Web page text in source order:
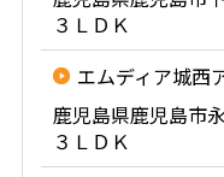
３ＬＤＫ
エムディア城西
鹿児島県鹿児島市
３ＬＤＫ